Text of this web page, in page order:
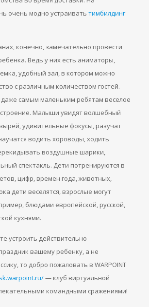
очень модно устраивать тимбилдинг
конечно, замечательно провести
Ведь у них есть аниматоры,
удобный зал, в котором можно
с различным количеством гостей.
самым маленьким ребятам веселое
Малыши увидят волшебный
удивительные фокусы, разучат
водить хороводы, ходить
воздушные шарики,
спектакль. Дети потренируются в
цифр, времен года, животных,
дети веселятся, взрослые могут
блюдами европейской, русской,
кухнями.
устроить действительно
вашему ребенку, а не
то добро пожаловать в WARPOINT
— клуб виртуальной
командными сражениями!